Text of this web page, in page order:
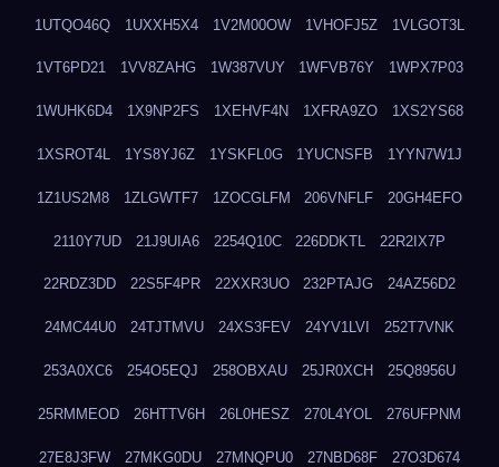
1UTQO46Q 1UXXH5X4 1V2M00OW 1VHOFJ5Z 1VLGOT3L
1VT6PD21 1VV8ZAHG 1W387VUY 1WFVB76Y 1WPX7P03
1WUHK6D4 1X9NP2FS 1XEHVF4N 1XFRA9ZO 1XS2YS68
1XSROT4L 1YS8YJ6Z 1YSKFL0G 1YUCNSFB 1YYN7W1J
1Z1US2M8 1ZLGWTF7 1ZOCGLFM 206VNFLF 20GH4EFO
2110Y7UD 21J9UIA6 2254Q10C 226DDKTL 22R2IX7P
22RDZ3DD 22S5F4PR 22XXR3UO 232PTAJG 24AZ56D2
24MC44U0 24TJTMVU 24XS3FEV 24YV1LVI 252T7VNK
253A0XC6 254O5EQJ 258OBXAU 25JR0XCH 25Q8956U
25RMMEOD 26HTTV6H 26L0HESZ 270L4YOL 276UFPNM
27E8J3FW 27MKG0DU 27MNQPU0 27NBD68F 27O3D674